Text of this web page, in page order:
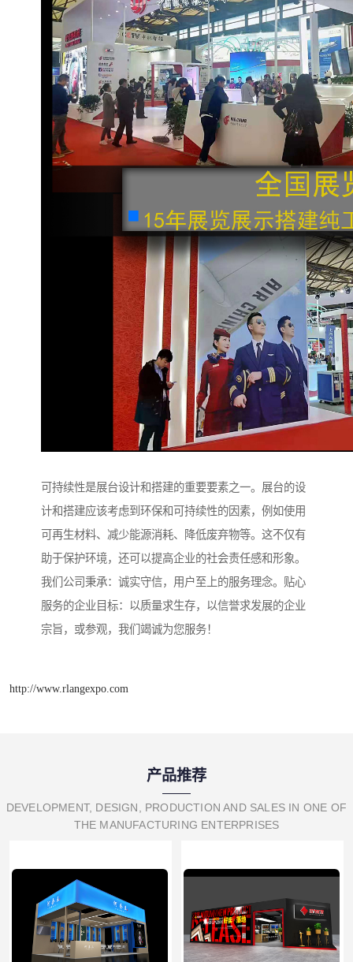
可持续性是展台设计和搭建的重要要素之一。展台的设
计和搭建应该考虑到环保和可持续性的因素，例如使用
可再生材料、减少能源消耗、降低废弃物等。这不仅有
助于保护环境，还可以提高企业的社会责任感和形象。
我们公司秉承：诚实守信，用户至上的服务理念。贴心
服务的企业目标：以质量求生存，以信誉求发展的企业
宗旨，或参观，我们竭诚为您服务！
http://www.rlangexpo.com
产品推荐
DEVELOPMENT, DESIGN, PRODUCTION AND SALES IN ONE OF
THE MANUFACTURING ENTERPRISES